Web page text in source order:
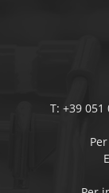
T: +39 051